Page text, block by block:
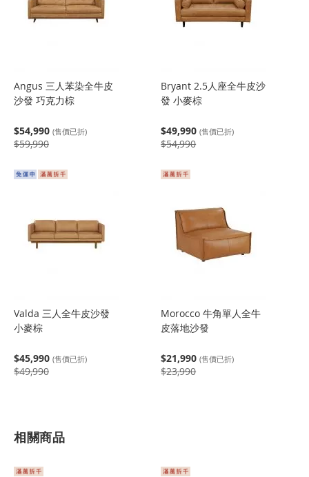
Angus 三人苯染全牛皮
沙發 巧克力棕
$54,990 (售價已折)
$59,990
Bryant 2.5人座全牛皮沙
發 小麥棕
$49,990 (售價已折)
$54,990
Valda 三人全牛皮沙發
小麥棕
$45,990 (售價已折)
$49,990
Morocco 牛角單人全牛
皮落地沙發
$21,990 (售價已折)
$23,990
相關商品